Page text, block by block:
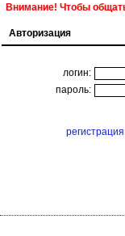
Внимание! Чтобы
Авторизация
логин:
пароль:
регистрация